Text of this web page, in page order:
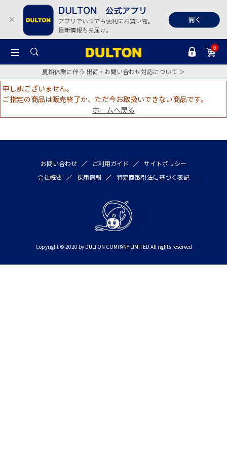
0
夏期休業に伴う 出荷・お問い合わせ対応について ＞
申し訳ございません。
ご指定の商品は販売終了か、ただ今お取扱いできない商品です。
ホームへ戻る
お問い合わせ ご利用ガイド
サイトポリシー
会社概要
採用情報 特定商取引法に基づく表記
Copyright © 2020 by DULTON COMPANY LIMITED All rights reserved